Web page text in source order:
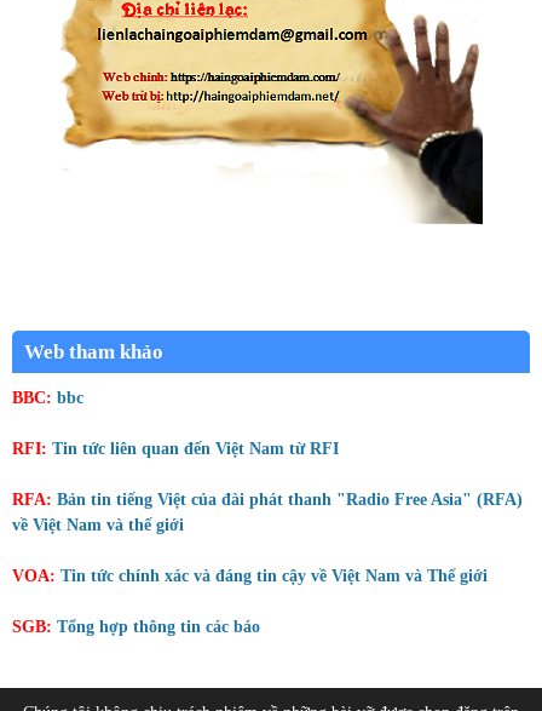
Web tham khảo
BBC: bbc
RFI: Tin tức liên quan đến Việt Nam từ RFI
RFA: Bản tin tiếng Việt của đài phát thanh "Radio Free Asia" (RFA)
về Việt Nam và thế giới
VOA: Tin tức chính xác và đáng tin cậy về Việt Nam và Thế giới
SGB: Tổng hợp thông tin các báo